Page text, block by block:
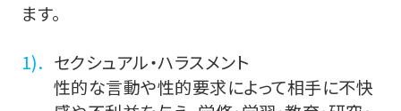
ます。
セクシュアル・ハラスメント
性的な言動や性的要求によって相手に不快